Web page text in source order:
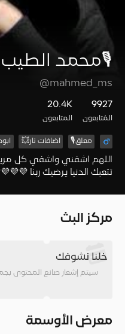
🎙️محمد
@mahmed_ms
9927
المُتابعون
20.4K
المتابعون
معلق🎙️ اضافات نار💥
تتعبك الدنيا يرضيك ربنا 💜💜💜💜
مركز البث
خلنا نشوفك
سيتم إشعار صانع المحتوى
معرض الأوسمة